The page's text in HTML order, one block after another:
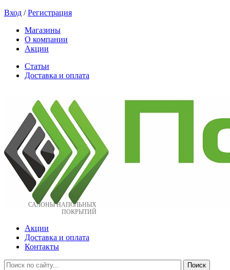
Вход /Регистрация
Магазины
О компании
Акции
Статьи
Доставка и оплата
САЛОНЫ НАПОЛЬНЫХ
ПОКРЫТИЙ
Акции
Доставка и оплата
Контакты